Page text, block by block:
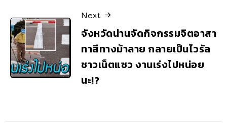
Next
จังหวัดน่านจัดกิจกรรมจิตอาสา
ทาสีทางม้าลาย กลายเป็นไวรัล
ชาวเน็ตแซว งานเร่งไปหน่อย
นะ!?